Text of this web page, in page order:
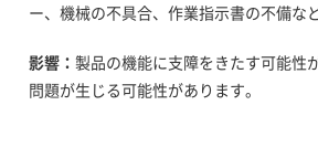
ー、機械の不具合、作業指示書の不備な
影響： 製品の機能に支障をきたす可能性
問題が生じる可能性があります。